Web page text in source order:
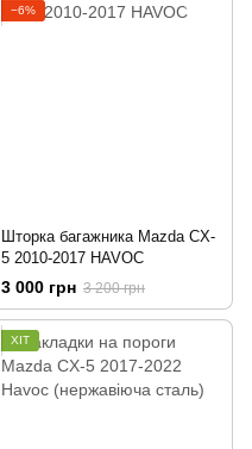
−6%
Шторка багажника Mazda CX-
5 2010-2017 HAVOC
3 000 грн 3 200 грн
ХІТ